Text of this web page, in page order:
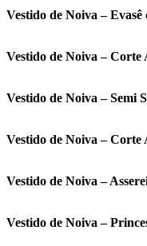
Vestido de Noiva – Evasê
Vestido de Noiva – Corte
Vestido de Noiva – Semi
Vestido de Noiva – Corte
Vestido de Noiva –
Vestido de Noiva –